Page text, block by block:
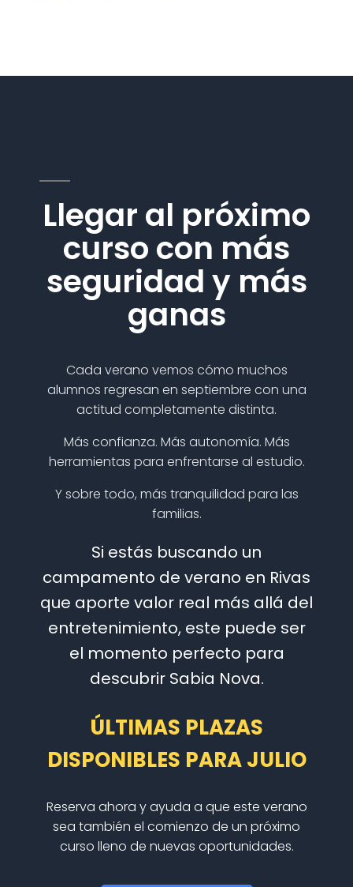
Llegar al próximo
curso con más
seguridad y más
ganas
Cada verano vemos cómo muchos
alumnos regresan en septiembre con una
actitud completamente distinta.
Más confianza. Más autonomía. Más
herramientas para enfrentarse al estudio.
Y sobre todo, más tranquilidad para las
familias.
Si estás buscando un
campamento de verano en Rivas
que aporte valor real más allá del
entretenimiento, este puede ser
el momento perfecto para
descubrir Sabia Nova.
ÚLTIMAS PLAZAS
DISPONIBLES PARA JULIO
Reserva ahora y ayuda a que este verano
sea también el comienzo de un próximo
curso lleno de nuevas oportunidades.